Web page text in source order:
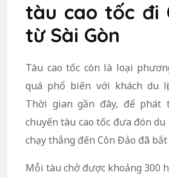
tàu cao tốc đi
từ Sài Gòn
Tàu cao tốc còn là loại
quá phổ biến với khách du
Thời gian gần đây, để phát
chuyến tàu cao tốc đưa đón du
chạy thẳng đến Côn Đảo đã
Mỗi tàu chở được khoảng 300